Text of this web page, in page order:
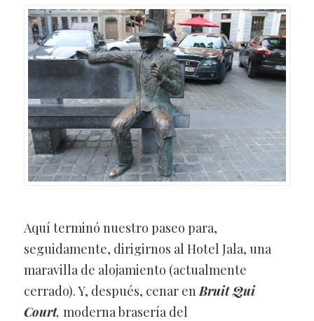
Aquí terminó nuestro paseo para,
seguidamente, dirigirnos al Hotel Jala, una
maravilla de alojamiento (actualmente
cerrado). Y, después, cenar enBruit Qui
Court, moderna brasería del